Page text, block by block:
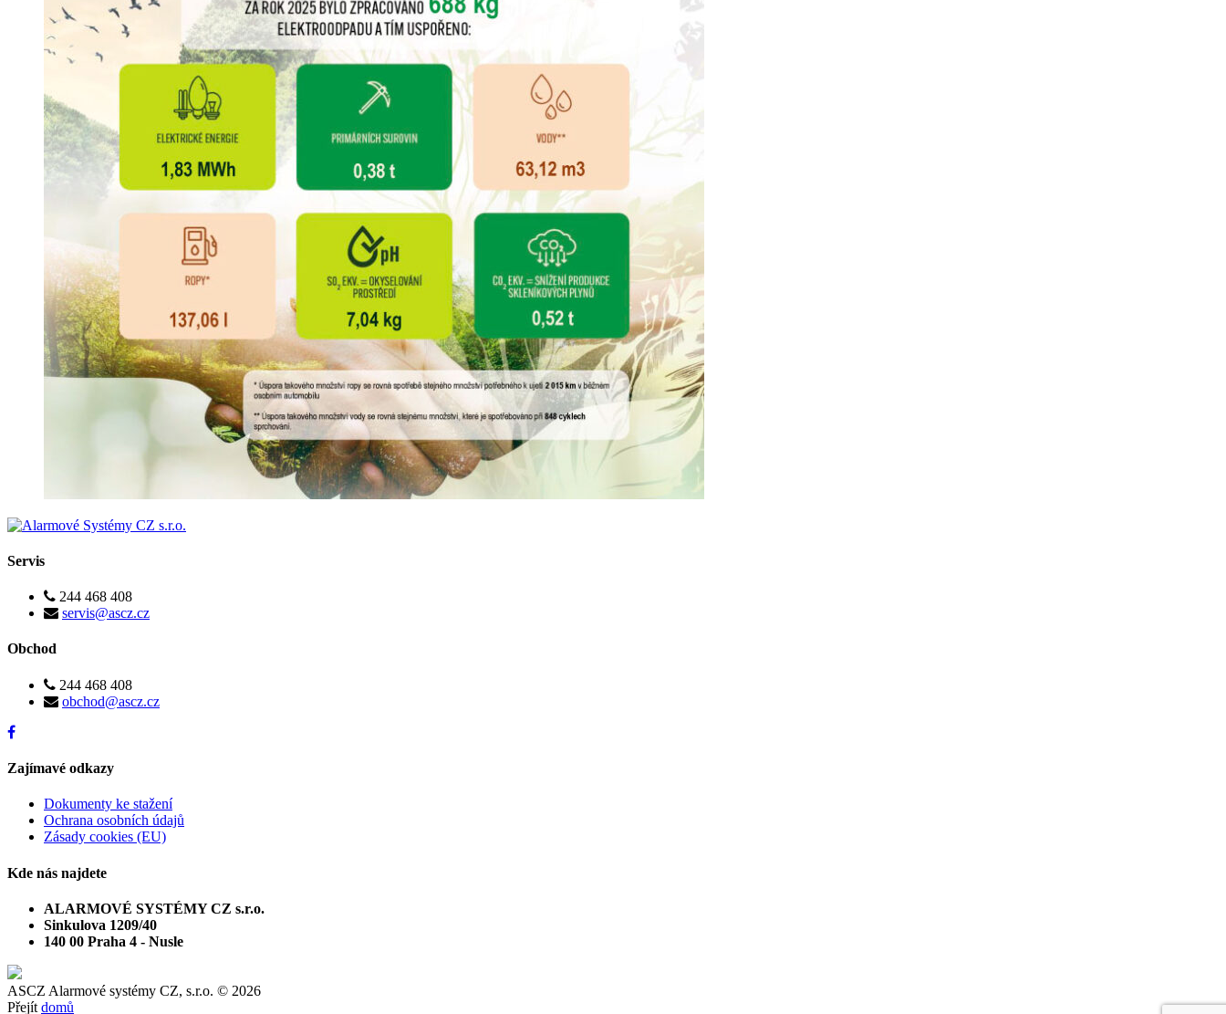
Servis
244 468 408
servis@ascz.cz
Obchod
244 468 408
obchod@ascz.cz
Zajímavé odkazy
Dokumenty ke stažení
Ochrana osobních údajů
Zásady cookies (EU)
Kde nás najdete
ALARMOVÉ SYSTÉMY CZ s.r.o.
Sinkulova 1209/40
140 00 Praha 4 - Nusle
ASCZ Alarmové systémy CZ, s.r.o. © 2026
Přejít domů